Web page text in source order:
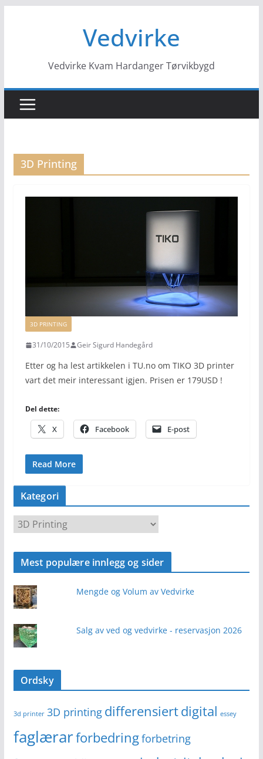
Vedvirke
Vedvirke Kvam Hardanger Tørvikbygd
3D Printing
3D PRINTING
31/10/2015 Geir Sigurd Handegård
Etter og ha lest artikkelen i TU.no om TIKO 3D printer
vart det meir interessant igjen. Prisen er 179USD !
Del dette:
X Facebook E-post
Read More
Kategori
a
t
o
r
i
Mest populære innlegg og sider
Mengde og Volum av Vedvirke
Salg av ved og vedvirke - reservasjon 2026
Ordsky
3d printer 3D printing differensiertdigital essey
faglærarforbedringforbetring